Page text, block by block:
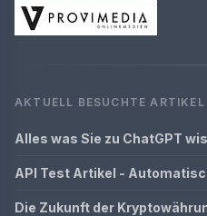
AKTUELL BESUCHTE ARTIKEL
Alles was Sie zu ChatGPT
API Test Artikel -
Die Zukunft der